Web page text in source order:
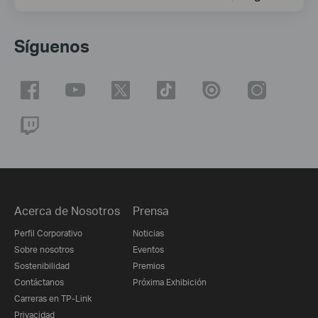
Síguenos
Acerca de Nosotros
Perfil Corporativo
Sobre nosotros
Sostenibilidad
Contáctanos
Carreras en TP-Link
Privacidad
Prensa
Noticias
Eventos
Premios
Próxima Exhibición